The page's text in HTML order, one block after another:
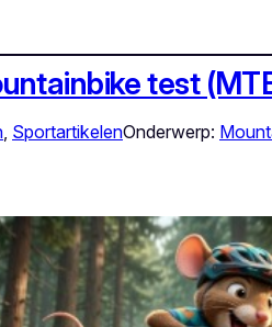
test
SportartikelenOnderwerp: